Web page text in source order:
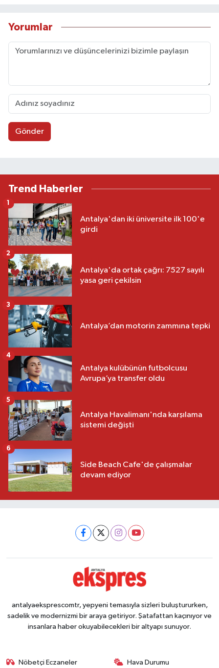
Yorumlar
Gönder
Trend Haberler
Antalya'dan iki üniversite ilk 100'e
girdi
Antalya'da ortak çağrı: 7527 sayılı
yasa geri çekilsin
2
Antalya’dan motorin zammına tepki
3
Antalya kulübünün futbolcusu
Avrupa’ya transfer oldu
4
Antalya Havalimanı'nda karşılama
sistemi değişti
5
Side Beach Cafe'de çalışmalar
devam ediyor
6
antalyaeksprescomtr, yepyeni temasıyla sizleri buluştururken,
sadelik ve modernizmi bir araya getiriyor. Şatafattan kaçınıyor ve
insanlara haber okuyabilecekleri bir altyapı sunuyor.
Nöbetçi Eczaneler Hava Durumu